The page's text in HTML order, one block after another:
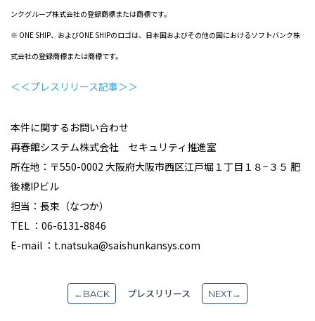
ンクグループ株式会社の登録商標または商標です。
※ ONE SHIP、およびONE SHIPのロゴは、日本国およびその他の国におけるソフトバンク株
式会社の登録商標または商標です。
＜＜プレスリリース記事＞＞
本件に関するお問い合わせ
再春館システム株式会社 セキュリティ推進室
所在地：〒550-0002 大阪府大阪市西区江戸堀１丁目１８−３５ 肥
後橋IPビル
担当：長束（なつか）
TEL ：06-6131-8846
E-mail ：t.natsuka@saishunkansys.com
←BACK プレスリリース NEXT→